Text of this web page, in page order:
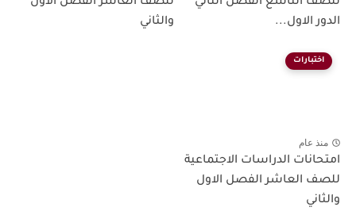
الدور الاول...
والثاني
اختبارات
منذ عام
امتحانات الدراسات الاجتماعية
للصف العاشر الفصل الاول
والثاني